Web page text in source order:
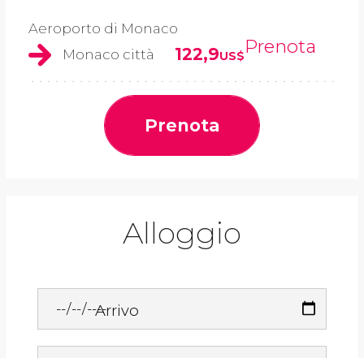
Aeroporto di Monaco
Monaco città
122,9US$Prenota
Prenota
Alloggio
Arrivo